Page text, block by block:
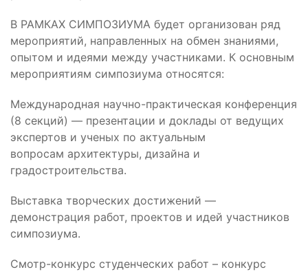
В РАМКАХ СИМПОЗИУМА будет организован ряд
мероприятий, направленных на обмен знаниями,
опытом и идеями между участниками. К основным
мероприятиям симпозиума относятся:
Международная научно-практическая конференция
(8 секций) — презентации и доклады от ведущих
экспертов и ученых по актуальным
вопросам архитектуры, дизайна и
градостроительства.
Выставка творческих достижений —
демонстрация работ, проектов и идей участников
симпозиума.
Смотр-конкурс студенческих работ – конкурс